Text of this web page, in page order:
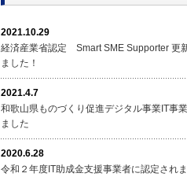
2021.10.29
経済産業省認定 Smart SME Supporter 更
ました！
2021.4.7
和歌山県ものづくり促進デジタル事業IT事
ました
2020.6.28
令和２年度IT助成金支援事業者に認定されま